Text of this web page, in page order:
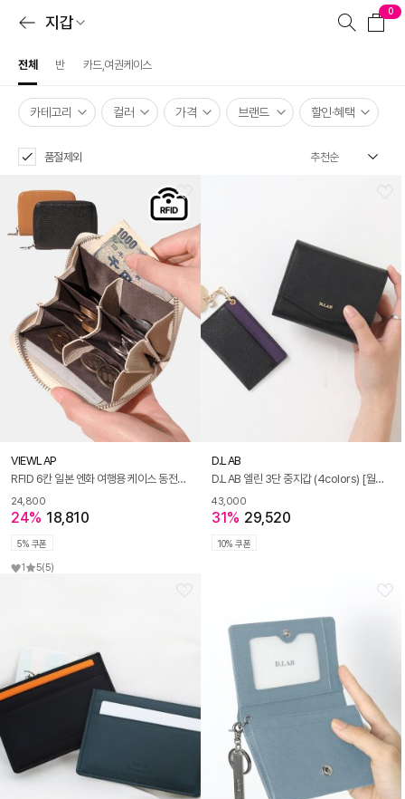
지갑
0
전체 반 카드,여권케이스
카테고리 컬러 가격 브랜드 할인·혜택
품절제외
VIEWLAP
RFID 6칸 일본 엔화 여행용 케이스 동전지갑
24,800
24% 18,810
5% 쿠폰
1 5(5)
D.LAB
D.LAB 엘린 3단 중지갑 (4colors) [월렛in월렛 : 키링+카드지갑]
43,000
31% 29,520
10% 쿠폰